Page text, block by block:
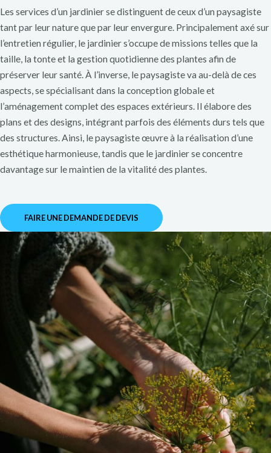
Les services d’un jardinier se distinguent de ceux d’un paysagiste
tant par leur nature que par leur envergure. Principalement axé sur
l’entretien régulier, le jardinier s’occupe de missions telles que la
taille, la tonte et la gestion quotidienne des plantes afin de
préserver leur santé. À l’inverse, le paysagiste va au-delà de ces
aspects, se spécialisant dans la conception globale et
l’aménagement complet des espaces extérieurs. Il élabore des
plans et des designs, intégrant parfois des éléments durs tels que
des structures. Ainsi, le paysagiste œuvre à la réalisation d’une
esthétique harmonieuse, tandis que le jardinier se concentre
davantage sur le maintien de la vitalité des plantes.
FAIRE UNE DEMANDE DE DEVIS